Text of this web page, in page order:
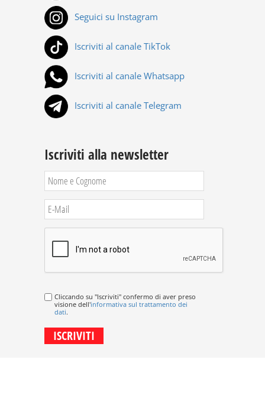
Seguici su Instagram
Iscriviti al canale TikTok
Iscriviti al canale Whatsapp
Iscriviti al canale Telegram
Iscriviti alla newsletter
Cliccando su "Iscriviti" confermo di aver preso
visione dell'informativa sul trattamento dei
dati.